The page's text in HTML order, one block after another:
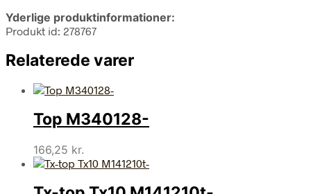
Yderlige produktinformationer:
Produkt id: 278767
Relaterede varer
Top M340128-
166,25 kr.